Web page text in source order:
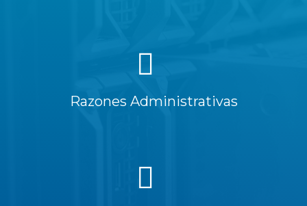
Razones Administrativas